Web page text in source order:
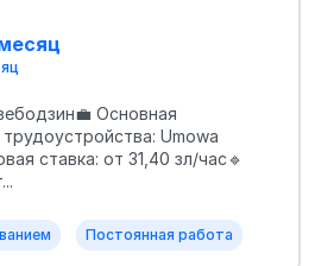
Основная
Umowa
ставка: от 31,40 зл/час🔹
Постоянная работа